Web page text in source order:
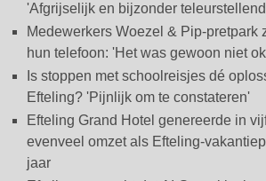
'Afgrijselijk en bijzonder
Medewerkers Woezel & Pip-pretpark
hun telefoon: 'Het was gewoon niet
Is stoppen met schoolreisjes dé
Efteling? 'Pijnlijk om te constateren'
Efteling Grand Hotel genereerde in
evenveel omzet als Efteling-
jaar